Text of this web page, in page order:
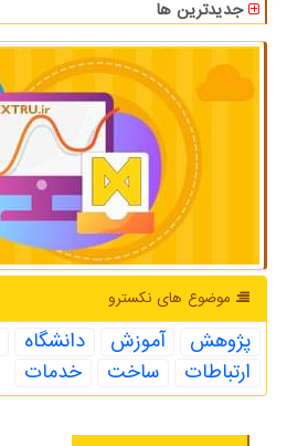
جدیدترین ها
موضوع های نكسترو
پژوهش آموزش دانشگاه
ارتباطات
ساخت خدمات